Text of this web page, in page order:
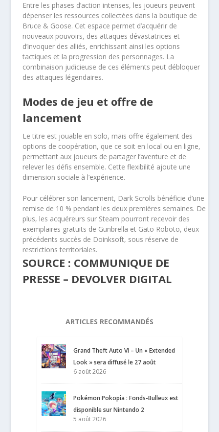
Entre les phases d’action intenses, les joueurs peuvent
dépenser les ressources collectées dans la boutique de
Bruce & Goose. Cet espace permet d’acquérir de
nouveaux pouvoirs, des attaques dévastatrices et
d’invoquer des alliés, enrichissant ainsi les options
tactiques et la progression des personnages. La
combinaison judicieuse de ces éléments peut débloquer
des attaques légendaires.
Modes de jeu et offre de
lancement
Le titre est jouable en solo, mais offre également des
options de coopération, que ce soit en local ou en ligne,
permettant aux joueurs de partager l’aventure et de
relever les défis ensemble. Cette flexibilité ajoute une
dimension sociale à l’expérience.
Pour célébrer son lancement, Dark Scrolls bénéficie d’une
remise de 10 % pendant les deux premières semaines. De
plus, les acquéreurs sur Steam pourront recevoir des
exemplaires gratuits de Gunbrella et Gato Roboto, deux
précédents succès de Doinksoft, sous réserve de
restrictions territoriales.
SOURCE : COMMUNIQUE DE
PRESSE – DEVOLVER DIGITAL
ARTICLES RECOMMANDÉS
Grand Theft Auto VI – Un « Extended
Look » sera diffusé le 27 août
6 août 2026
Pokémon Pokopia : Fonds-Bulleux est
disponible sur Nintendo 2
5 août 2026